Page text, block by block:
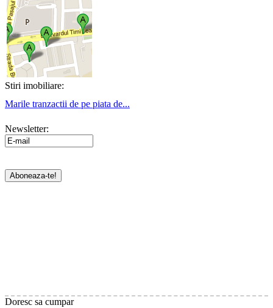
Stiri imobiliare:
Marile tranzactii de pe piata de...
Newsletter:
Doresc sa cumpar